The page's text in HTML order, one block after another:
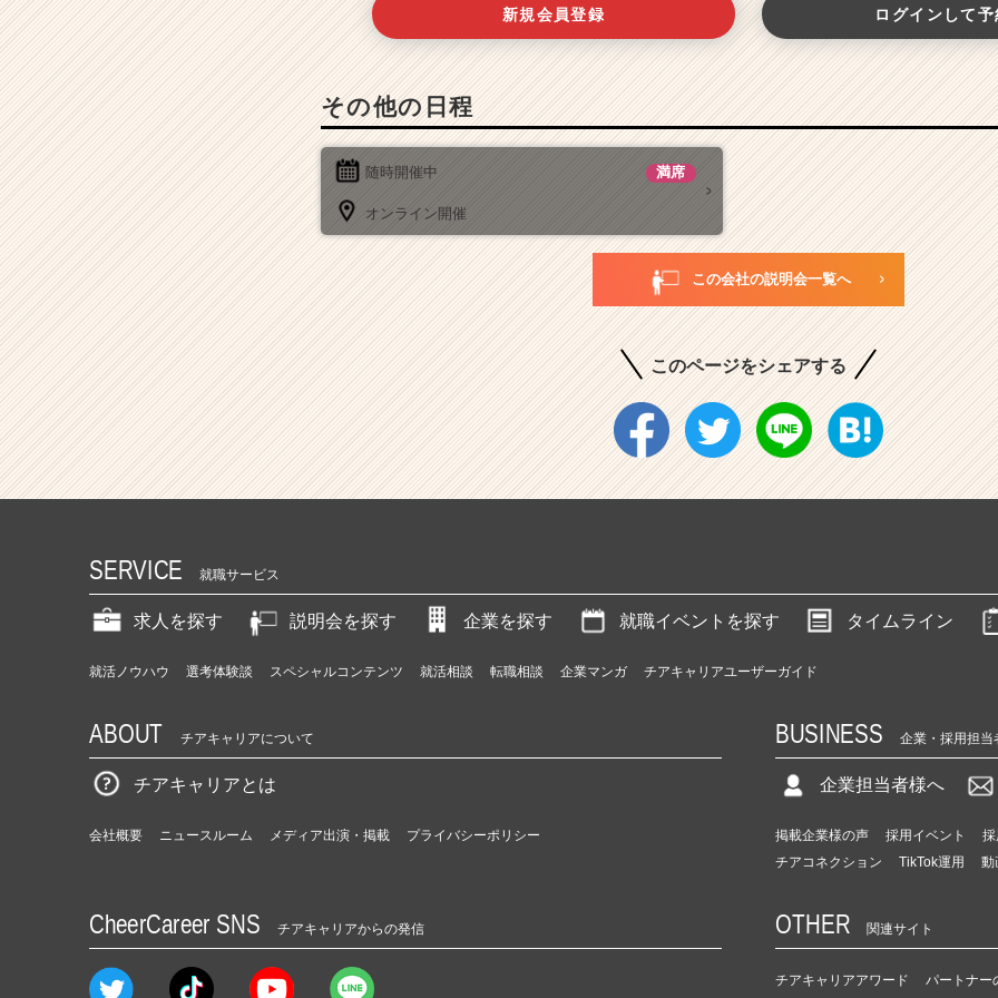
新規会員登録 ログインして
その他の日程
随時開催中 満席
オンライン開催
この会社の説明会一覧へ
このページをシェアする
SERVICE 就職サービス
求人を探す 説明会を探す 企業を探す 就職イベントを探す タイムライン
就活ノウハウ 選考体験談 スペシャルコンテンツ 就活相談 転職相談 企業マンガ チアキャリアユーザーガイド
ABOUT チアキャリアについて
チアキャリアとは
会社概要 ニュースルーム メディア出演・掲載 プライバシーポリシー
BUSINESS 企業・採用担当
企業担当者様へ
掲載企業様の声 採用イベント
チアコネクション
TikTok運用 動
CheerCareer SNS チアキャリアからの発信 OTHER 関連サイト
チアキャリアアワード パートナー